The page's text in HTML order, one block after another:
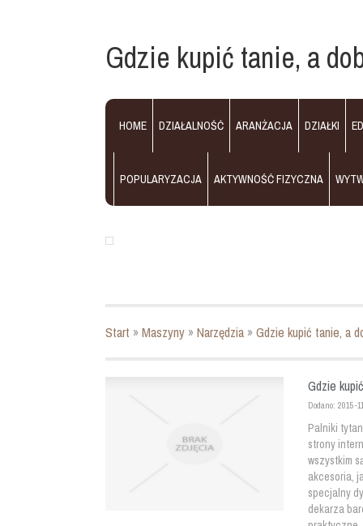
Gdzie kupić tanie, a
HOME DZIAŁALNOŚĆ ARANŻACJA DZIAŁKI
POPULARYZACJA AKTYWNOŚĆ FIZYCZNA
Start »Maszyny »Narzędzia »Gdzie kupić tanie, a
Gdzie
Dodano: 2015-
Palniki
strony
wszystkim
akcesoria,
specjalny
dekarza